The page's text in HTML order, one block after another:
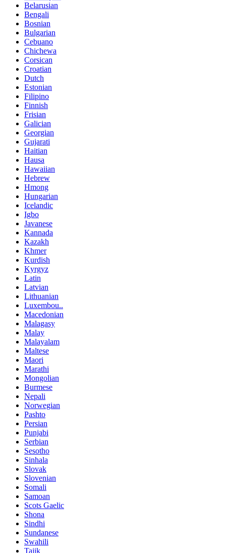
Belarusian
Bengali
Bosnian
Bulgarian
Cebuano
Chichewa
Corsican
Croatian
Dutch
Estonian
Filipino
Finnish
Frisian
Galician
Georgian
Gujarati
Haitian
Hausa
Hawaiian
Hebrew
Hmong
Hungarian
Icelandic
Igbo
Javanese
Kannada
Kazakh
Khmer
Kurdish
Kyrgyz
Latin
Latvian
Lithuanian
Luxembou..
Macedonian
Malagasy
Malay
Malayalam
Maltese
Maori
Marathi
Mongolian
Burmese
Nepali
Norwegian
Pashto
Persian
Punjabi
Serbian
Sesotho
Sinhala
Slovak
Slovenian
Somali
Samoan
Scots Gaelic
Shona
Sindhi
Sundanese
Swahili
Tajik